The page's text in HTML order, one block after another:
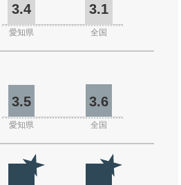
3.4 3.1
愛知県 全国
3.5 3.6
愛知県 全国